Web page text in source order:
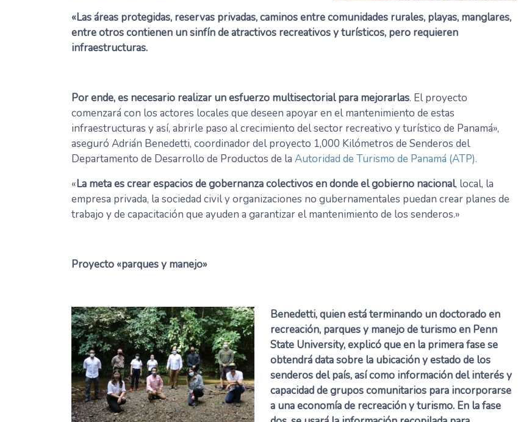
«Las áreas protegidas, reservas privadas, caminos entre comunidades rurales, playas, manglares,
entre otros contienen un sinfín de atractivos recreativos y turísticos, pero requieren
infraestructuras.
Por ende, es necesario realizar un esfuerzo multisectorial para mejorarlas. El proyecto
comenzará con los actores locales que deseen apoyar en el mantenimiento de estas
infraestructuras y así, abrirle paso al crecimiento del sector recreativo y turístico de Panamá»,
aseguró Adrián Benedetti, coordinador del proyecto 1,000 Kilómetros de Senderos del
Departamento de Desarrollo de Productos de la Autoridad de Turismo de Panamá (ATP).
«La meta es crear espacios de gobernanza colectivos en donde el gobierno nacional, local, la
empresa privada, la sociedad civil y organizaciones no gubernamentales puedan crear planes de
trabajo y de capacitación que ayuden a garantizar el mantenimiento de los senderos.»
Proyecto «parques y manejo»
Benedetti, quien está terminando un doctorado en
recreación, parques y manejo de turismo en Penn
State University, explicó que en la primera fase se
obtendrá data sobre la ubicación y estado de los
senderos del país, así como información del interés y
capacidad de grupos comunitarios para incorporarse
a una economía de recreación y turismo. En la fase